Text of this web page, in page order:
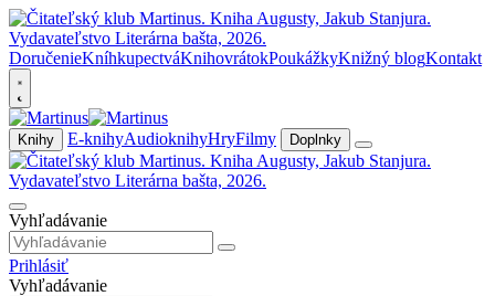
DoručenieKníhkupectváKnihovrátokPoukážkyKnižný blogKontakt
Knihy E-knihyAudioknihyHryFilmy Doplnky
Vyhľadávanie
Prihlásiť
Vyhľadávanie